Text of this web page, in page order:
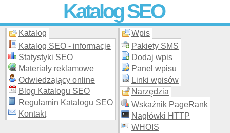
Katalog SEO
Skuteczna i promocja stron WWW –
moderowanego katalogu za darmo!
Katalog
Katalog SEO - informacje
Statystyki SEO
Materiały reklamowe
Odwiedzający online
Blog Katalogu SEO
Regulamin Katalogu SEO
Kontakt
Wpis
Pakiety SMS
Dodaj wpis
Panel wpisu
Linki wpisów
Narzędzia
Wskaźnik PageRank
Nagłówki HTTP
WHOIS